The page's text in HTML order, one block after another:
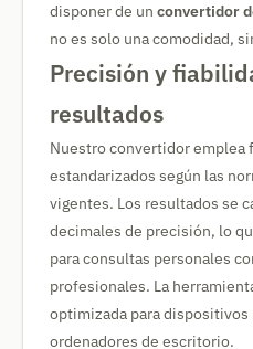
disponer de un convertidor
no es solo una comodidad,
Precisión y
resultados
Nuestro convertidor emplea
estandarizados según las
vigentes. Los resultados se
decimales de precisión, lo
para consultas personales
profesionales. La
optimizada para
ordenadores de escritorio.